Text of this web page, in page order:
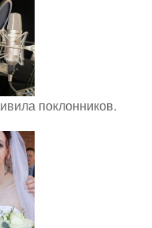
поклонников.